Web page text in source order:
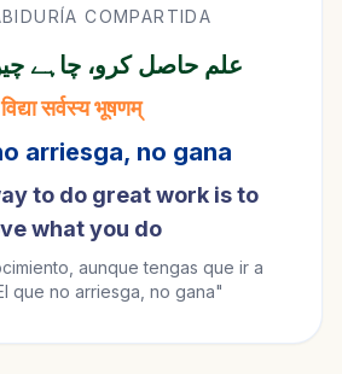
COMPARTIDA
علم حاصل کرو، چاہے
विद्या सर्वस्य भूषणम्
arriesga, no gana
to do great work is to
what you do
aunque tengas que ir a
que no arriesga, no gana"